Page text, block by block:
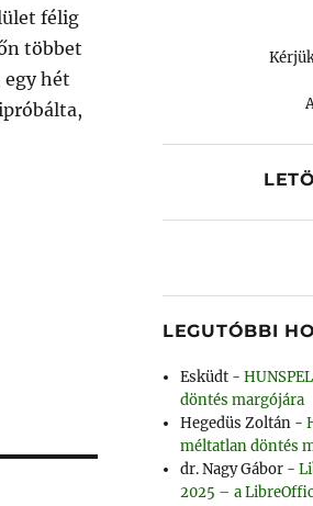
félig
többet
hét
LEGUTÓBBI
Esküdt -
döntés margójára
Hegedüs Zoltán -
méltatlan döntés
dr. Nagy Gábor -
2025 – a